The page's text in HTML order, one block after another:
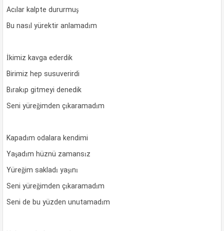
Acılar kalpte dururmuş
Bu nasıl yürektir anlamadım
İkimiz kavga ederdik
Birimiz hep susuverirdi
Bırakıp gitmeyi denedik
Seni yüreğimden çıkaramadım
Kapadım odalara kendimi
Yaşadım hüznü zamansız
Yüreğim sakladı yaşını
Seni yüreğimden çıkaramadım
Seni de bu yüzden unutamadım